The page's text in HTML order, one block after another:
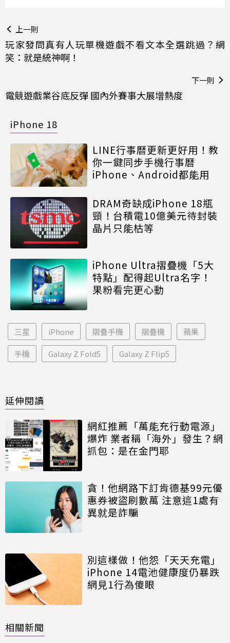
上一則
玩家發問真有人玩單機遊戲不看文本全選跳過？網
笑：就是統神啊！
下一則
電競遊戲業谷底反彈 國內外賽事大展增熱度
iPhone 18
LINE行事曆更新更好用！教
你一鍵同步手機行事曆
iPhone、Android都能用
DRAM奇缺成iPhone 18瓶
頸！台積電10億美元待封裝
晶片只能枯等
iPhone Ultra摺疊機「5大
特點」配得起Ultra名字！
果粉看完更心動
三星 iPhone 摺疊手機 摺疊機 蘋果
手機 Galaxy Z Fold5 Galaxy Z Flip5
延伸閱讀
網紅推薦「萬能充行動電源」
爆炸 業者稱「海外」發生？網
抓包：是在金門耶
貪！他網路下訂肯德基99元優
惠券被盜刷數萬 注意這1處有
異就是詐騙
別這樣做！他怨「天天充電」
iPhone 14電池健康度仍暴跌
網見1行為傻眼
相關新聞